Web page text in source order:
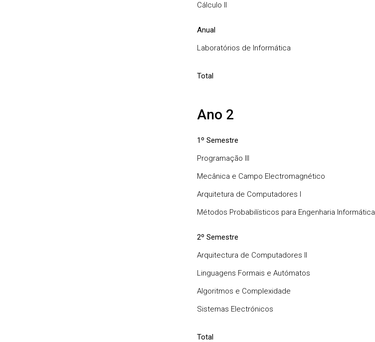
Cálculo II
Anual
Laboratórios de Informática
Total
Ano 2
1º Semestre
Programação III
Mecânica e Campo Electromagnético
Arquitetura de Computadores I
Métodos Probabilísticos para Engenharia Informática
2º Semestre
Arquitectura de Computadores II
Linguagens Formais e Autómatos
Algoritmos e Complexidade
Sistemas Electrónicos
Total